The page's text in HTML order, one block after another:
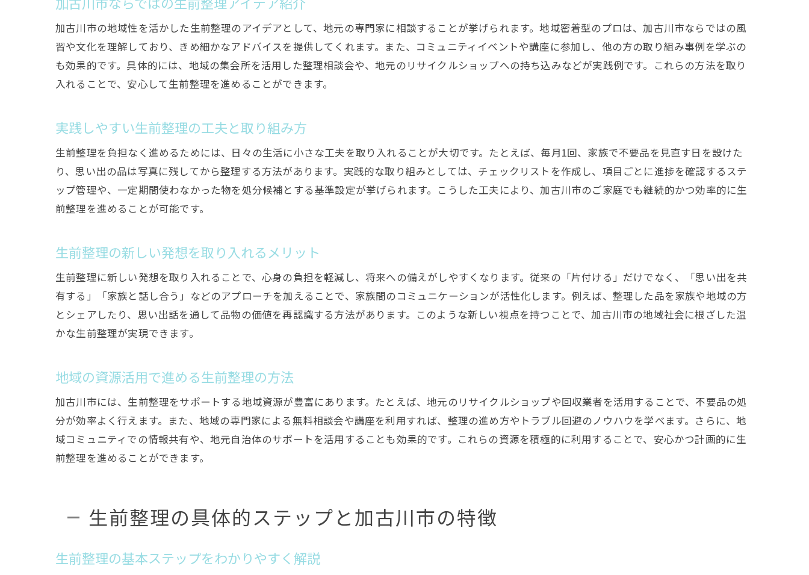
大切な品の整理と保管のポイント解説
生前整理で手放す物と残す物の選び方
家族の負担軽減へ生前整理を進める方法
無理なく続けるための生前整理のポイント
家族の安心につながる生前整理の計画方法
生前整理の費用相場と見積もりのポイント
賢く進める生前整理の費用比較と選び方
費用負担を軽減する生前整理の方法解説
加古川市で頼れる生前整理の相談窓口活用法
生前整理の相談で安心感を得るコツと工夫
口コミや体験談を活かした相談先の選び方
加古川市の地域性を活かした生前整理のアイデアとして、地元の専門家に相談することが挙げられます。地域密着型のプロは、加古川市ならではの風
習や文化を理解しており、きめ細かなアドバイスを提供してくれます。また、コミュニティイベントや講座に参加し、他の方の取り組み事例を学ぶの
も効果的です。具体的には、地域の集会所を活用した整理相談会や、地元のリサイクルショップへの持ち込みなどが実践例です。これらの方法を取り
入れることで、安心して生前整理を進めることができます。
実践しやすい生前整理の工夫と取り組み方
生前整理を負担なく進めるためには、日々の生活に小さな工夫を取り入れることが大切です。たとえば、毎月1回、家族で不要品を見直す日を設けた
り、思い出の品は写真に残してから整理する方法があります。実践的な取り組みとしては、チェックリストを作成し、項目ごとに進捗を確認するステ
ップ管理や、一定期間使わなかった物を処分候補とする基準設定が挙げられます。こうした工夫により、加古川市のご家庭でも継続的かつ効率的に生
前整理を進めることが可能です。
生前整理の新しい発想を取り入れるメリット
生前整理に新しい発想を取り入れることで、心身の負担を軽減し、将来への備えがしやすくなります。従来の「片付ける」だけでなく、「思い出を共
有する」「家族と話し合う」などのアプローチを加えることで、家族間のコミュニケーションが活性化します。例えば、整理した品を家族や地域の方
とシェアしたり、思い出話を通して品物の価値を再認識する方法があります。このような新しい視点を持つことで、加古川市の地域社会に根ざした温
かな生前整理が実現できます。
地域の資源活用で進める生前整理の方法
加古川市には、生前整理をサポートする地域資源が豊富にあります。たとえば、地元のリサイクルショップや回収業者を活用することで、不要品の処
分が効率よく行えます。また、地域の専門家による無料相談会や講座を利用すれば、整理の進め方やトラブル回避のノウハウを学べます。さらに、地
域コミュニティでの情報共有や、地元自治体のサポートを活用することも効果的です。これらの資源を積極的に利用することで、安心かつ計画的に生
前整理を進めることができます。
生前整理の具体的ステップと加古川市の特徴
生前整理の基本ステップをわかりやすく解説